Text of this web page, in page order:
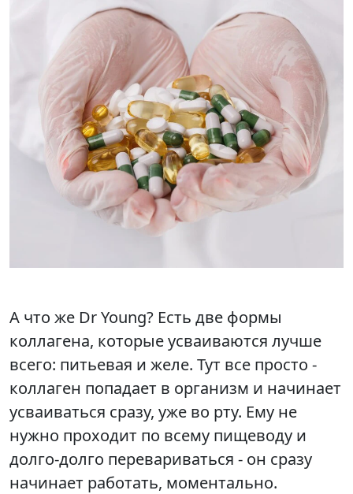
А что же Dr Young? Есть две формы
коллагена, которые усваиваются лучше
всего: питьевая и желе. Тут все просто -
коллаген попадает в организм и начинает
усваиваться сразу, уже во рту. Ему не
нужно проходит по всему пищеводу и
долго-долго перевариваться - он сразу
начинает работать, моментально.